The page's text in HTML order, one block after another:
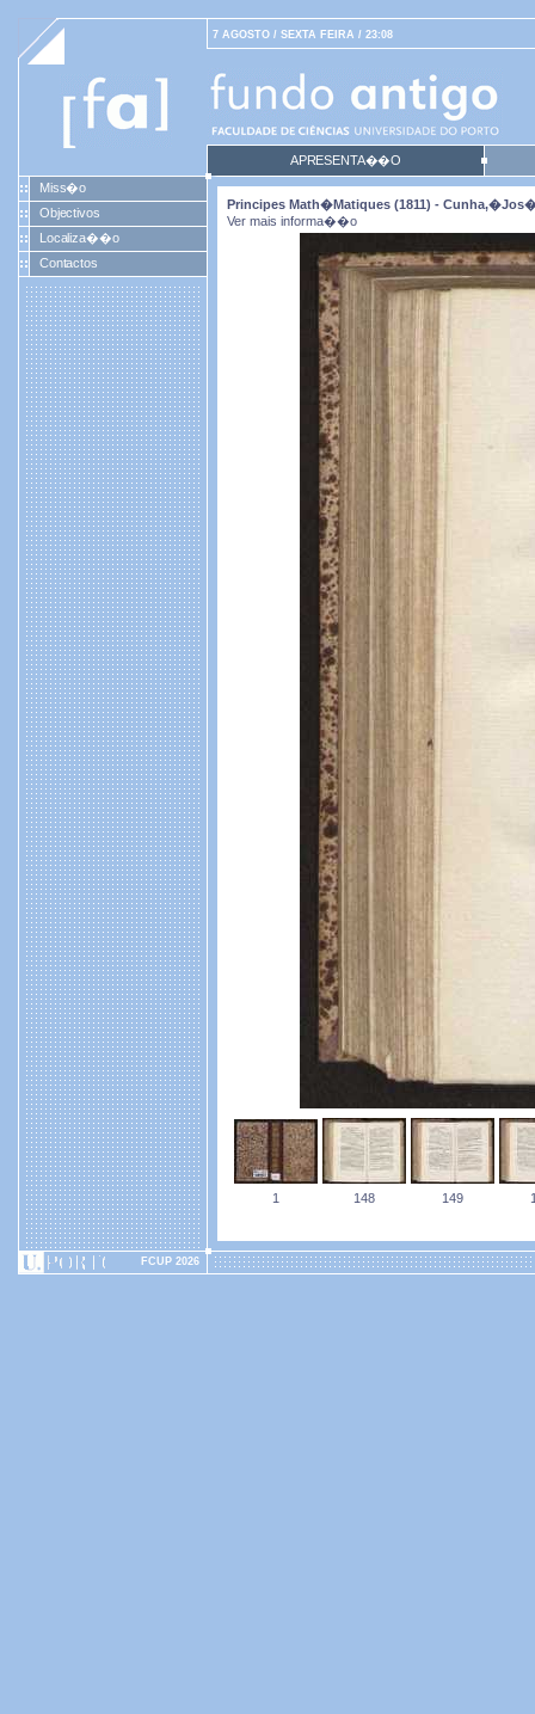
7 AGOSTO / SEXTA FEIRA / 23:08
APRESENTA��O
Miss�o
Objectivos
Localiza��o
Contactos
Principes Math�matiques (1811) -
Ver mais informa��o
1 148 149
FCUP 2026